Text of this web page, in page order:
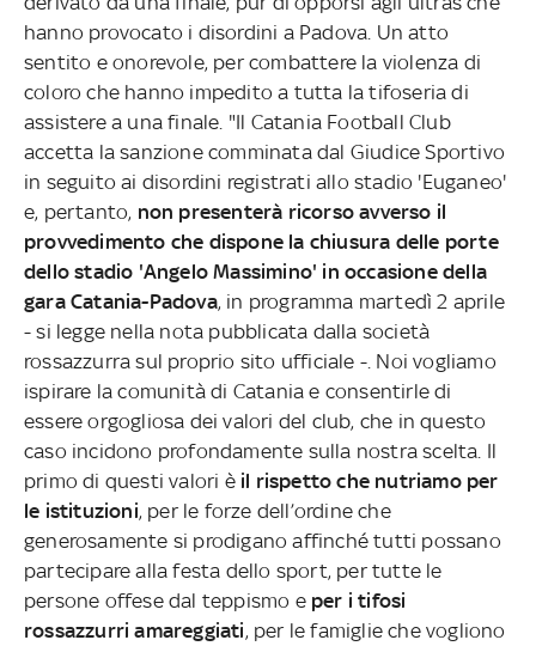
hanno provocato i disordini a Padova. Un atto
sentito e onorevole, per combattere la violenza di
coloro che hanno impedito a tutta la tifoseria di
assistere a una finale. "Il Catania Football Club
accetta la sanzione comminata dal Giudice Sportivo
in seguito ai disordini registrati allo stadio 'Euganeo'
e, pertanto, non presenterà ricorso avverso il
provvedimento che dispone la chiusura delle porte
dello stadio 'Angelo Massimino' in occasione della
gara Catania-Padova, in programma martedì 2 aprile
- si legge nella nota pubblicata dalla società
rossazzurra sul proprio sito ufficiale -. Noi vogliamo
ispirare la comunità di Catania e consentirle di
essere orgogliosa dei valori del club, che in questo
caso incidono profondamente sulla nostra scelta. Il
primo di questi valori èil rispetto che nutriamo per
le istituzioni, per le forze dell’ordine che
generosamente si prodigano affinché tutti possano
partecipare alla festa dello sport, per tutte le
persone offese dal teppismo e per i tifosi
rossazzurri amareggiati, per le famiglie che vogliono